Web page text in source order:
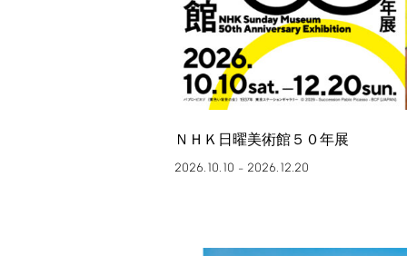
ＮＨＫ日曜美術館５０年展
2026.10.10 – 2026.12.20